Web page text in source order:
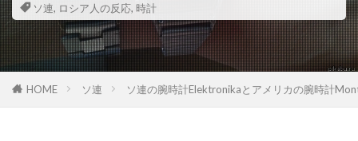
ソ連, ロシア人の反応, 時計
HOME ソ連 ソ連の腕時計Elektronikaとアメリカの腕時計